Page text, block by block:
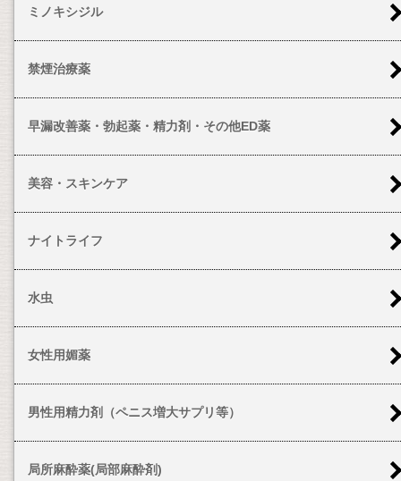
ミノキシジル
禁煙治療薬
早漏改善薬・勃起薬・精力剤・その他ED薬
美容・スキンケア
ナイトライフ
水虫
女性用媚薬
男性用精力剤（ペニス増大サプリ等）
局所麻酔薬(局部麻酔剤)